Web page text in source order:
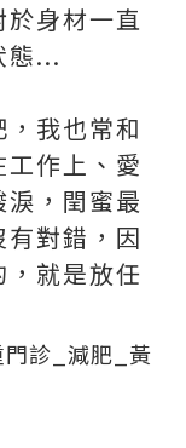
身材一直
態...
我也常和
作上、愛
，閏蜜最
對錯，因
就是放任